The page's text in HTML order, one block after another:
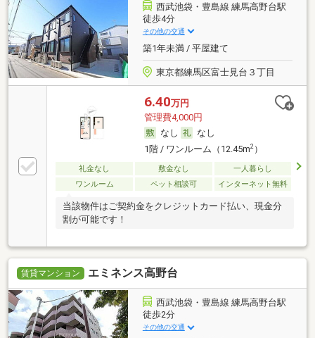
西武池袋・豊島線 練馬高野台駅
徒歩4分
その他の交通
築1年未満 / 平屋建て
東京都練馬区富士見台３丁目
6.40万円
管理費4,000円
なし
なし
1階 / ワンルーム（12.45m2）
礼金なし 敷金なし
一人暮らし
ワンルーム
ペット相談可 インターネット無料
当該物件はご契約金をクレジットカード払い、現金分
割が可能です！
賃貸マンション エミネンス高野台
西武池袋・豊島線 練馬高野台駅
徒歩2分
その他の交通